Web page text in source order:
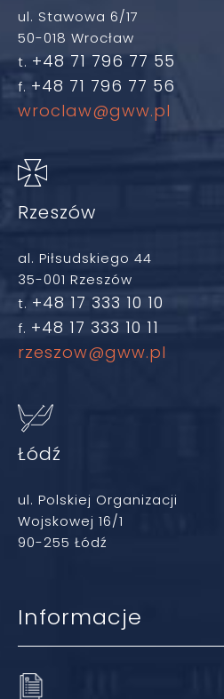
ul. Stawowa 6/17
50-018 Wrocław
t. +48 71 796 77 55
f. +48 71 796 77 56
wroclaw@gww.pl
Rzeszów
al. Piłsudskiego 44
35-001 Rzeszów
t. +48 17 333 10 10
f. +48 17 333 10 11
rzeszow@gww.pl
Łódź
ul. Polskiej Organizacji
Wojskowej 16/1
90-255 Łódź
Informacje